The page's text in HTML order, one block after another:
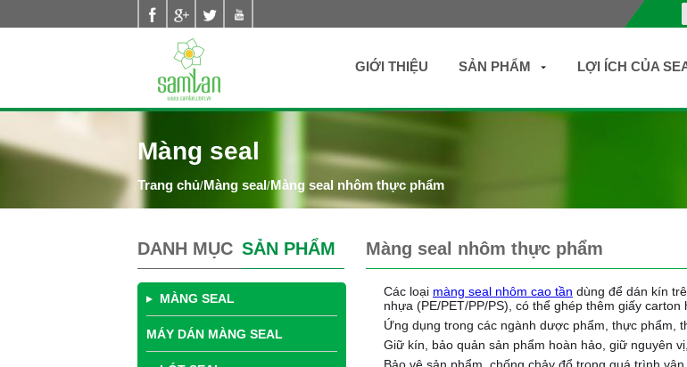
GIỚI THIỆU SẢN PHẨM LỢI ÍCH CỦA
Màng seal
/Màng seal/Màng seal nhôm thực phẩm
DANH MỤC SẢN PHẨM
MÀNG SEAL
MÁY DÁN MÀNG SEAL
Màng seal nhôm thực phẩm
Các loại màng seal nhôm cao tần dùng để dán kín
nhựa (PE/PET/PP/PS), có thể ghép thêm giấy carton
Ứng dụng trong các ngành dược phẩm, thực phẩm,
Giữ kín, bảo quản sản phẩm hoàn hảo, giữ nguyên